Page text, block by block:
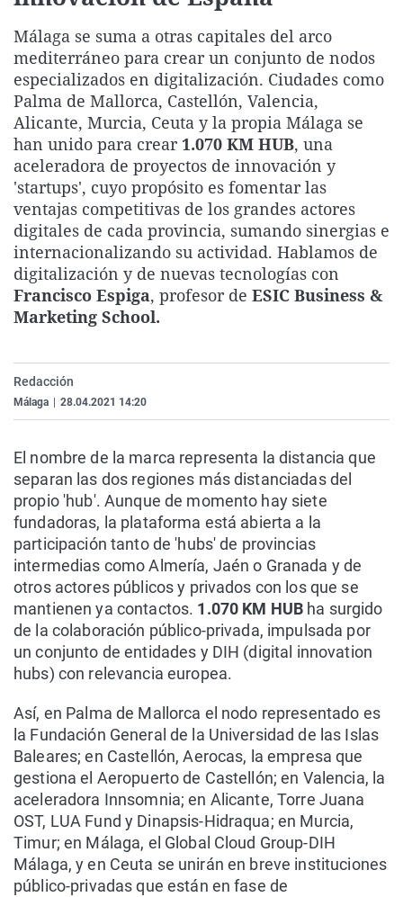
Gente viajera
Como el perro y el
Retornados
Equipo de
Operación Viuda
Galicia
La Rioja
Navarra
País Vasco
Televisión
Elecciones
Málaga se suma a otras capitales del arco
mediterráneo para crear un conjunto de nodos
especializados en digitalización. Ciudades como
Palma de Mallorca, Castellón, Valencia,
Alicante, Murcia, Ceuta y la propia Málaga se
han unido para crear 1.070 KM HUB, una
aceleradora de proyectos de innovación y
'startups', cuyo propósito es fomentar las
ventajas competitivas de los grandes actores
digitales de cada provincia, sumando sinergias e
internacionalizando su actividad. Hablamos de
digitalización y de nuevas tecnologías con
Francisco Espiga, profesor de ESIC Business &
Marketing School.
Redacción
Málaga 28.04.2021 14:20
El nombre de la marca representa la distancia que
separan las dos regiones más distanciadas del
propio 'hub'. Aunque de momento hay siete
fundadoras, la plataforma está abierta a la
participación tanto de 'hubs' de provincias
intermedias como Almería, Jaén o Granada y de
otros actores públicos y privados con los que se
mantienen ya contactos. 1.070 KM HUB ha surgido
de la colaboración público-privada, impulsada por
un conjunto de entidades y DIH (digital innovation
hubs) con relevancia europea.
Así, en Palma de Mallorca el nodo representado es
la Fundación General de la Universidad de las Islas
Baleares; en Castellón, Aerocas, la empresa que
gestiona el Aeropuerto de Castellón; en Valencia, la
aceleradora Innsomnia; en Alicante, Torre Juana
OST, LUA Fund y Dinapsis-Hidraqua; en Murcia,
Timur; en Málaga, el Global Cloud Group-DIH
Málaga, y en Ceuta se unirán en breve instituciones
público-privadas que están en fase de